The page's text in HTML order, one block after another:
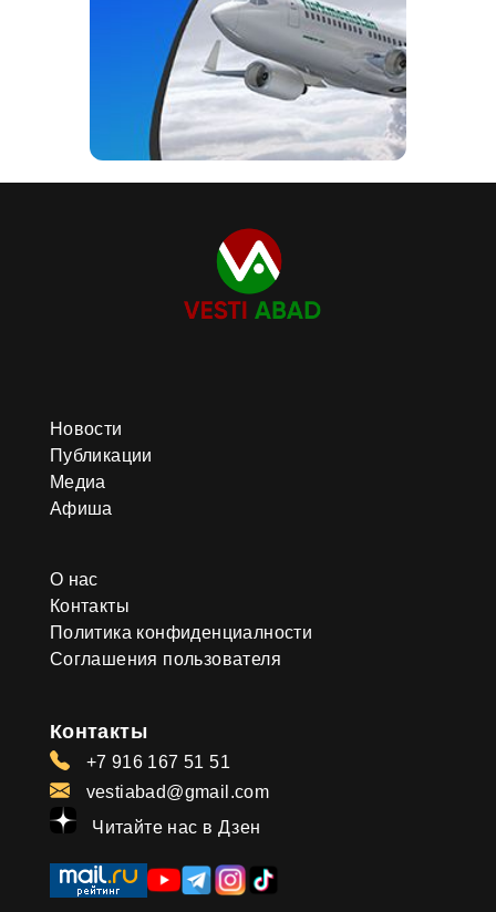
Новости
Публикации
Медиа
Афиша
О нас
Контакты
Политика конфиденциалности
Соглашения пользователя
Контакты
+7 916 167 51 51
vestiabad@gmail.com
Читайте нас в Дзен